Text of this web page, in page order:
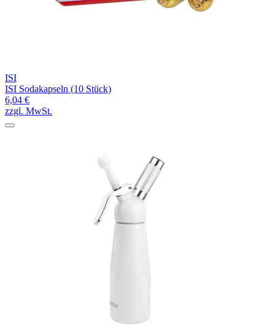
ISI
ISI Sodakapseln (10 Stück)
6,04 €
zzgl. MwSt.